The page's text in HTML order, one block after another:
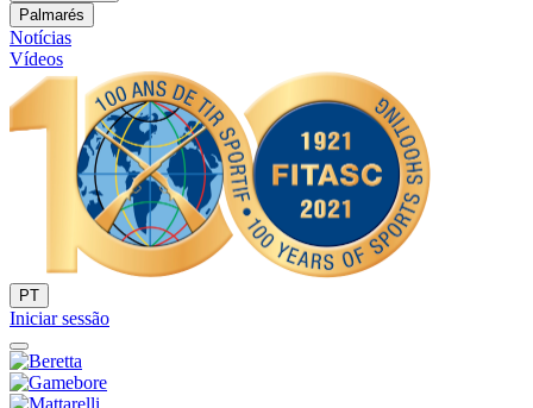
Palmarés
Notícias
Vídeos
PT
Iniciar sessão